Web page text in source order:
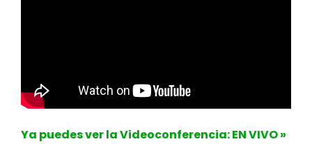
Ya puedes ver la Videoconferencia: EN VIVO »